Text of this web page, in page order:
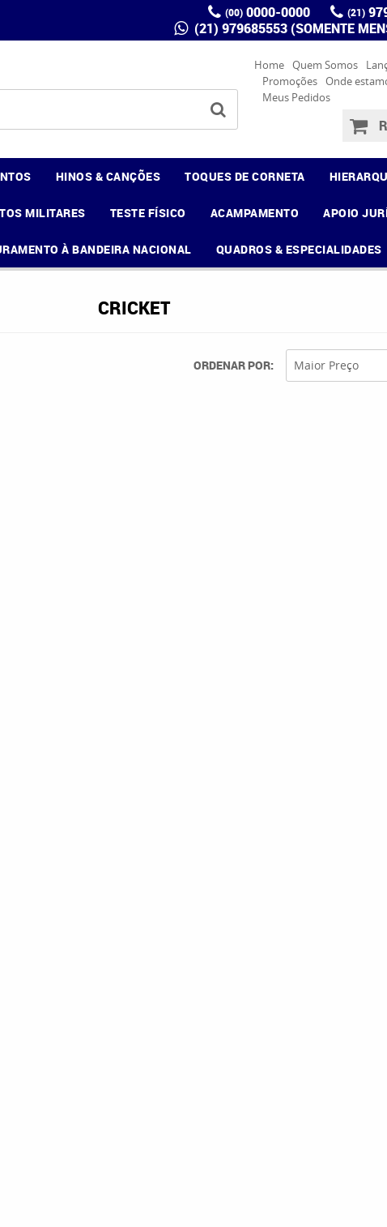
(00) 0000-0000 (21)
(21) 979685553 (SOMENTE
Home Quem Somos
Promoções Onde
Meus Pedidos
HINOS & CANÇÕES TOQUES DE CORNETA
MILITARES TESTE FÍSICO ACAMPAMENTO APOIO
À BANDEIRA NACIONAL QUADROS & ESPECIALIDADES
CRICKET
ORDENAR POR Maior Preço